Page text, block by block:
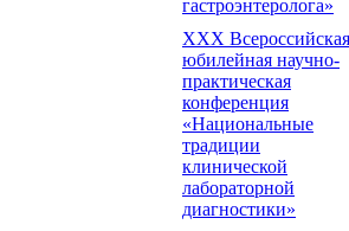
гастроэнтеролога»
XXX Всероссийская
юбилейная научно-
практическая
конференция
«Национальные
традиции
клинической
лабораторной
диагностики»